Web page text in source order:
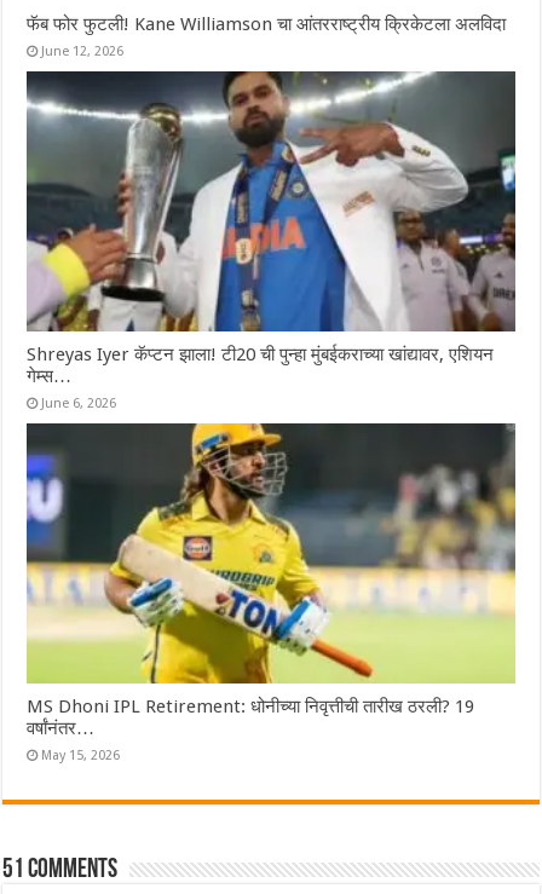
फॅब फोर फुटली! Kane Williamson चा आंतरराष्ट्रीय क्रिकेटला अलविदा
June 12, 2026
Shreyas Iyer कॅप्टन झाला! टी20 ची पुन्हा मुंबईकराच्या खांद्यावर, एशियन
गेम्स…
June 6, 2026
MS Dhoni IPL Retirement: धोनीच्या निवृत्तीची तारीख ठरली? 19
वर्षांनंतर…
May 15, 2026
51 comments